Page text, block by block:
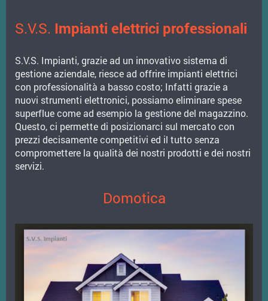
S.V.S. Impianti elettrici professionali
S.V.S. Impianti, grazie ad un innovativo sistema di
gestione aziendale, riesce ad offrire impianti elettrici
con professionalità a basso costo; Infatti grazie a
nuovi strumenti elettronici, possiamo eliminare spese
superflue come ad esempio la gestione del magazzino.
Questo, ci permette di posizionarci sul mercato con
prezzi decisamente competitivi ed il tutto senza
compromettere la qualità dei nostri prodotti e dei nostri
servizi.
Domotica